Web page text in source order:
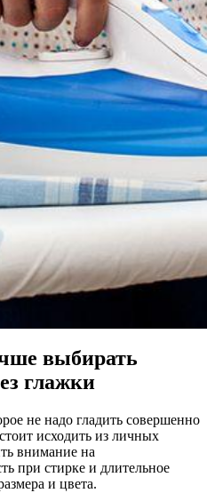
выбирать
глажки
не надо гладить совершенно
исходить из личных
внимание на
при стирке и длительное
и цвета.